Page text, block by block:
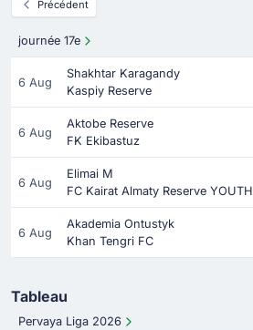
Précédent
journée 17e
6 Aug
Shakhtar Karagandy
Kaspiy Reserve
6 Aug
Aktobe Reserve
FK Ekibastuz
6 Aug
Elimai M
FC Kairat Almaty Reserve YOUTH
6 Aug
Akademia Ontustyk
Khan Tengri FC
Tableau
Pervaya Liga 2026